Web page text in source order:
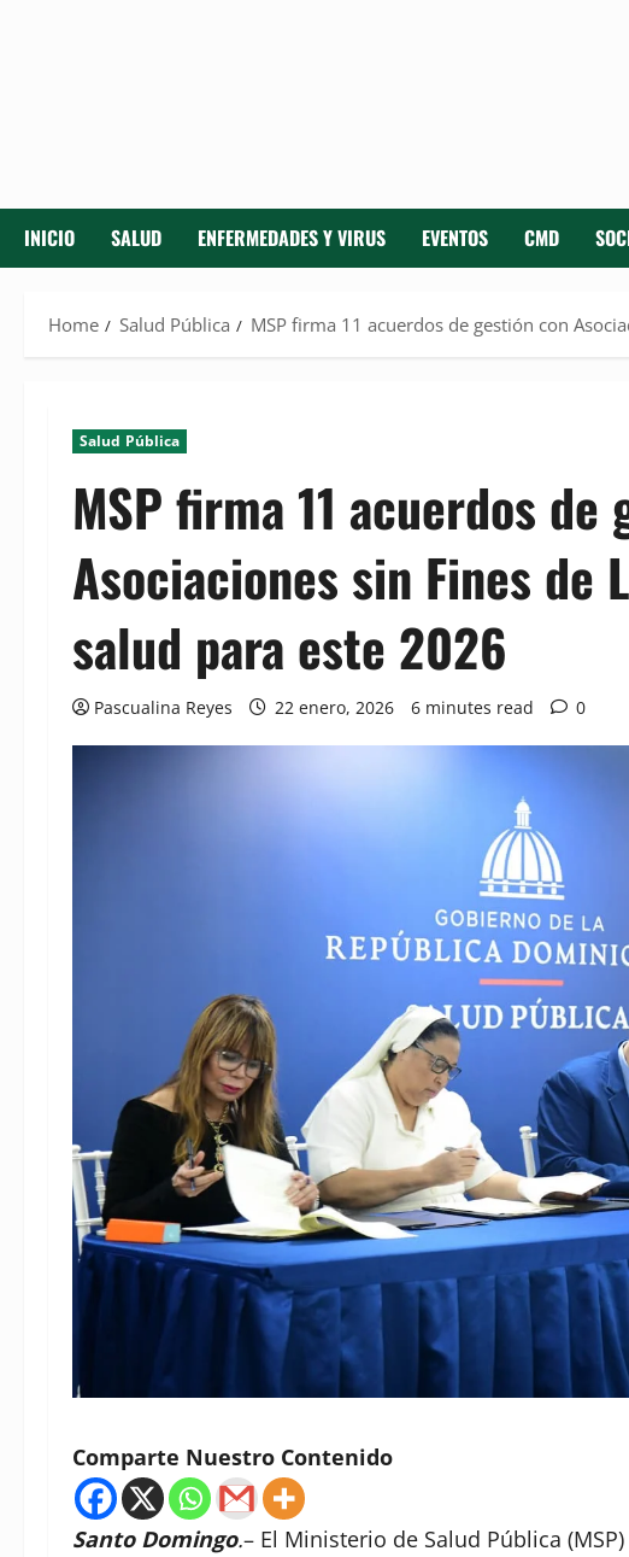
INICIO SALUD ENFERMEDADES Y VIRUS EVENTOS CMD
Home Salud Pública MSP firma 11 acuerdos de gestión con
Salud Pública
MSP firma 11 acuerdos de
Asociaciones sin Fines de
salud para este 2026
Pascualina Reyes 22 enero, 2026 6 minutes read 0
Comparte Nuestro Contenido
Santo Domingo.– El Ministerio de Salud Pública